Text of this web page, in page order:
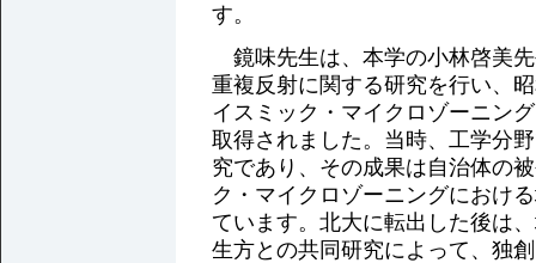
す。
鏡味先生は、本学の小林啓美
重複反射に関する研究を行い、
イスミック・マイクロゾーニン
取得されました。当時、工学分
究であり、その成果は自治体の
ク・マイクロゾーニングにおけ
ています。北大に転出した後は
生方との共同研究によって、独